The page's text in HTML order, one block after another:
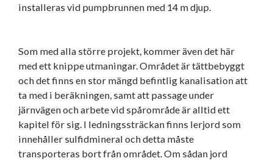
installeras vid pumpbrunnen med 14 m djup.
Som med alla större projekt, kommer även det här
med ett knippe utmaningar. Området är tättbebyggt
och det finns en stor mängd befintlig kanalisation att
ta med i beräkningen, samt att passage under
järnvägen och arbete vid spårområde är alltid ett
kapitel för sig. I ledningssträckan finns lerjord som
innehåller sulfidmineral och detta måste
transporteras bort från området. Om sådan jord